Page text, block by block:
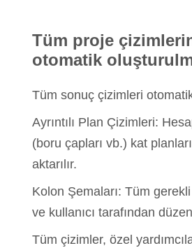
Tüm proje
otomatik
Tüm sonuç çizimleri
Ayrıntılı Plan Çizimleri:
(boru çapları vb.) kat
aktarılır.
Kolon Şemaları: Tüm gerekli
ve kullanıcı tarafından
Tüm çizimler, özel